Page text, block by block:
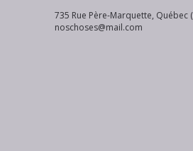
735 Rue Père-Marquette, Québec
noschoses@mail.com